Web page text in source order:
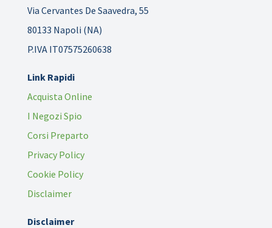
Via Cervantes De Saavedra, 55
80133 Napoli (NA)
P.IVA IT07575260638
Link Rapidi
Acquista Online
I Negozi Spio
Corsi Preparto
Privacy Policy
Cookie Policy
Disclaimer
Disclaimer